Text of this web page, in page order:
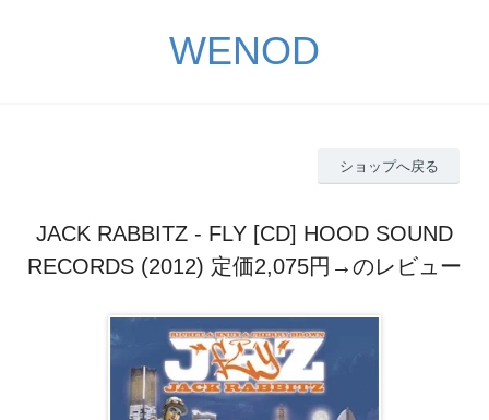
WENOD
ショップへ戻る
JACK RABBITZ - FLY [CD] HOOD SOUND
RECORDS (2012) 定価2,075円→のレビュー